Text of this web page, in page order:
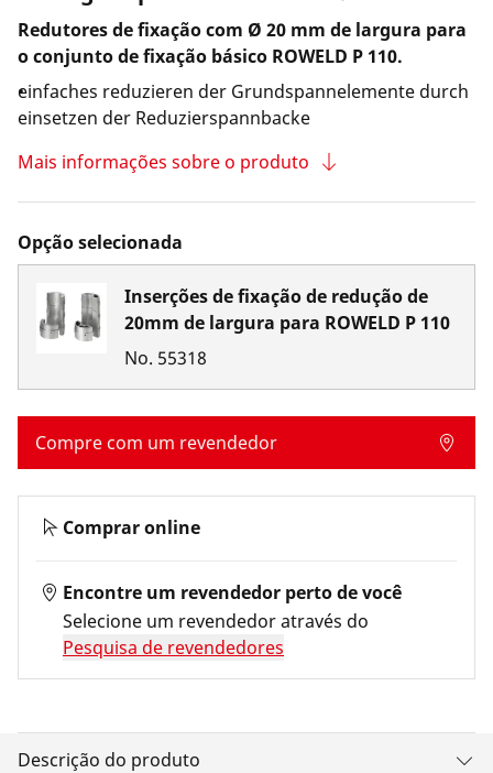
Redutores de fixação com Ø 20 mm de largura para
o conjunto de fixação básico ROWELD P 110.
einfaches reduzieren der Grundspannelemente durch
einsetzen der Reduzierspannbacke
Mais informações sobre o produto
Opção selecionada
Inserções de fixação de redução de
20mm de largura para ROWELD P 110
No. 55318
Compre com um revendedor
Comprar online
Encontre um revendedor perto de você
Selecione um revendedor através do
Pesquisa de revendedores
Descrição do produto